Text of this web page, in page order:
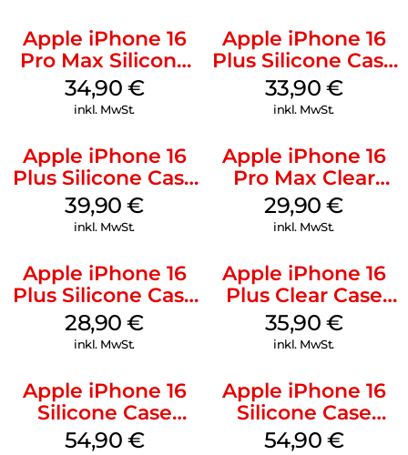
Apple iPhone 16
Pro Max Silicone
Case MagSafe
Denim
34,90 €
inkl. MwSt.
Apple iPhone 16
Plus Silicone Case
MagSafe Lake
Green
33,90 €
inkl. MwSt.
Apple iPhone 16
Plus Silicone Case
MagSafe Plum
39,90€
inkl. MwSt.
Apple iPhone 16
Pro Max Clear
Case MagSafe
Transparent
29,90€
inkl. MwSt.
Apple iPhone 16
Plus Silicone Case
MagSafe Black
28,90€
inkl. MwSt.
Apple iPhone 16
Plus Clear Case
MagSafe
Transparent
35,90 €
inkl. MwSt.
Apple iPhone 16
Silicone Case
MagSafe Black
54,90 €
Apple iPhone 16
Silicone Case
MagSafe Lake
54,90 €